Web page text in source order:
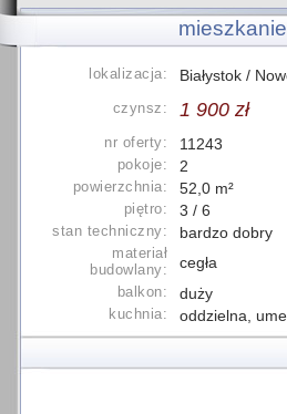
lokalizacja: Białystok /
czynsz: 1 900 zł
nr oferty: 11243
pokoje: 2
powierzchnia: 52,0 m²
piętro: 3 / 6
stan techniczny: bardzo dobry
materiał
budowlany:
cegła
balkon: duży
kuchnia: oddzielna,